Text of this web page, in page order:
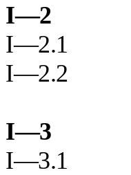
I—2
I—2.1
I—2.2
I—3
I—3.1